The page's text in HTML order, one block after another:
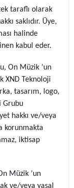
taraflı olarak
saklıdır. Üye,
halinde
kabul eder.
On Müzik ’un
XND Teknoloji
tasarım, logo,
Grubu
hakkı ve/veya
korunmakta
iktisap
Müzik ’un
ve/veya yasal